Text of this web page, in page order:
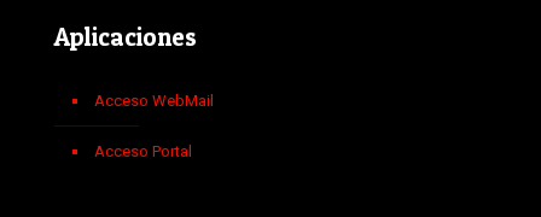
Aplicaciones
Acceso WebMail
Acceso Portal